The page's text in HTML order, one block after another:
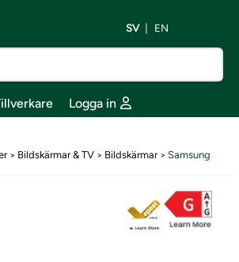
SV EN
Logga in
> Bildskärmar & TV > Bildskärmar> Samsung